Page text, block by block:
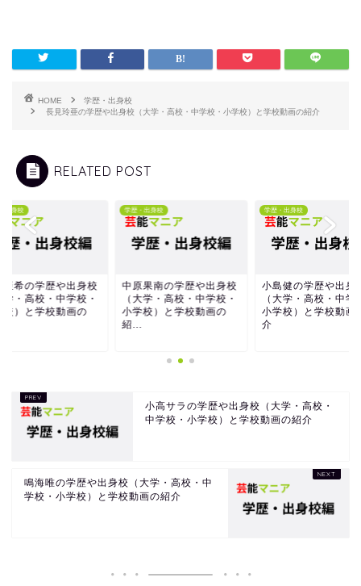
HOME
学歴・出身校
長見玲亜の学歴や出身校（大学・高校・中学校・小学校）と学校動画の紹介
RELATED POST
出身校
果南の学歴や出身校
学・高校・中学校・
校）と学校動画の
学歴・出身校
小島健の学歴や出身校
（大学・高校・中学校・
小学校）と学校動画の紹
介
学歴・出身校
東原亜希の学歴や出
（大学・高校・中学
小学校）と学校動画
紹...
小高サラの学歴や出身校（大学・高校・
中学校・小学校）と学校動画の紹介
鳴海唯の学歴や出身校（大学・高校・中
学校・小学校）と学校動画の紹介